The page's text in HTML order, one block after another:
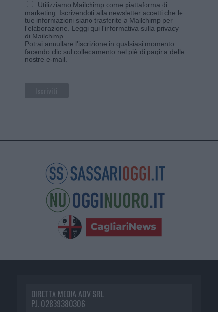
Utilizziamo Mailchimp come piattaforma di
marketing. Iscrivendoti alla newsletter accetti che le
tue informazioni siano trasferite a Mailchimp per
l'elaborazione. Leggi qui l'informativa sulla privacy
di Mailchimp
Potrai annullare l'iscrizione in qualsiasi momento
facendo clic sul collegamento nel piè di pagina delle
nostre e-mail.
DIRETTA MEDIA ADV SRL
P.I. 02839380306